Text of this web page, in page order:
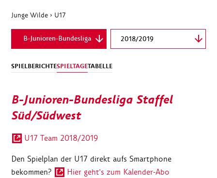
Junge Wilde › U17
2018/2019
B-Junioren-Bundesliga
SPIELBERICHTESPIELTAGETABELLE
B-Junioren-Bundesliga Staffel
Süd/Südwest
U17 Team 2018/2019
Den Spielplan der U17 direkt aufs Smartphone
bekommen?
Hier geht's zum Kalender-Abo